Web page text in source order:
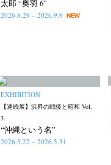
太郎 “奥羽 6”
2026.8.29 – 2026.9.9 NEW
EXHIBITION
【連続展】浜昇の戦後と昭和 Vol.
3
“沖縄という名”
2026.5.22 – 2026.5.31